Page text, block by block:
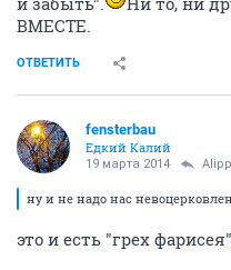
ВМЕСТЕ.
ОТВЕТИТЬ
fensterbau
Едкий Калий
19 марта 2014
ну и не надо нас
это и есть "грех